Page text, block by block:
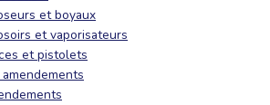
et boyaux
et vaporisateurs
et pistolets